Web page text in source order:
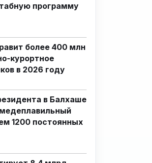
программу
более 400 млн
курортное
в 2026 году
в Балхаше
1200 постоянных